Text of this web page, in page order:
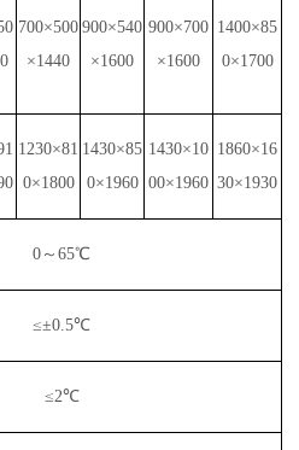
700×500
×1440
900×540
×1600
900×700
×1600
1400×85
0×1700
1230×81
0×1800
1430×85
0×1960
1430×10
00×1960
1860×16
30×1930
0～65℃
≤±0.5℃
≤2℃